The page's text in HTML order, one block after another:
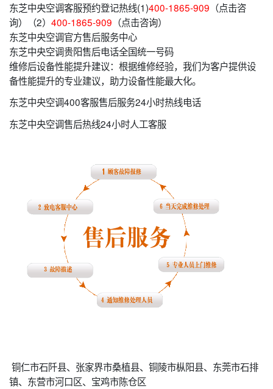
东芝中央空调客服预约登记热线(1)400-1865-909 （点击咨
询）（2） 400-1865-909 （点击咨询）
东芝中央空调官方售后服务中心
东芝中央空调贵阳售后电话全国统一号码
维修后设备性能提升建议：根据维修经验，我们为客户提供设
备性能提升的专业建议，助力设备性能最大化。
东芝中央空调400客服售后服务24小时热线电话
东芝中央空调售后热线24小时人工客服
铜仁市石阡县、张家界市桑植县、铜陵市枞阳县、东莞市石排
镇、东营市河口区、宝鸡市陈仓区